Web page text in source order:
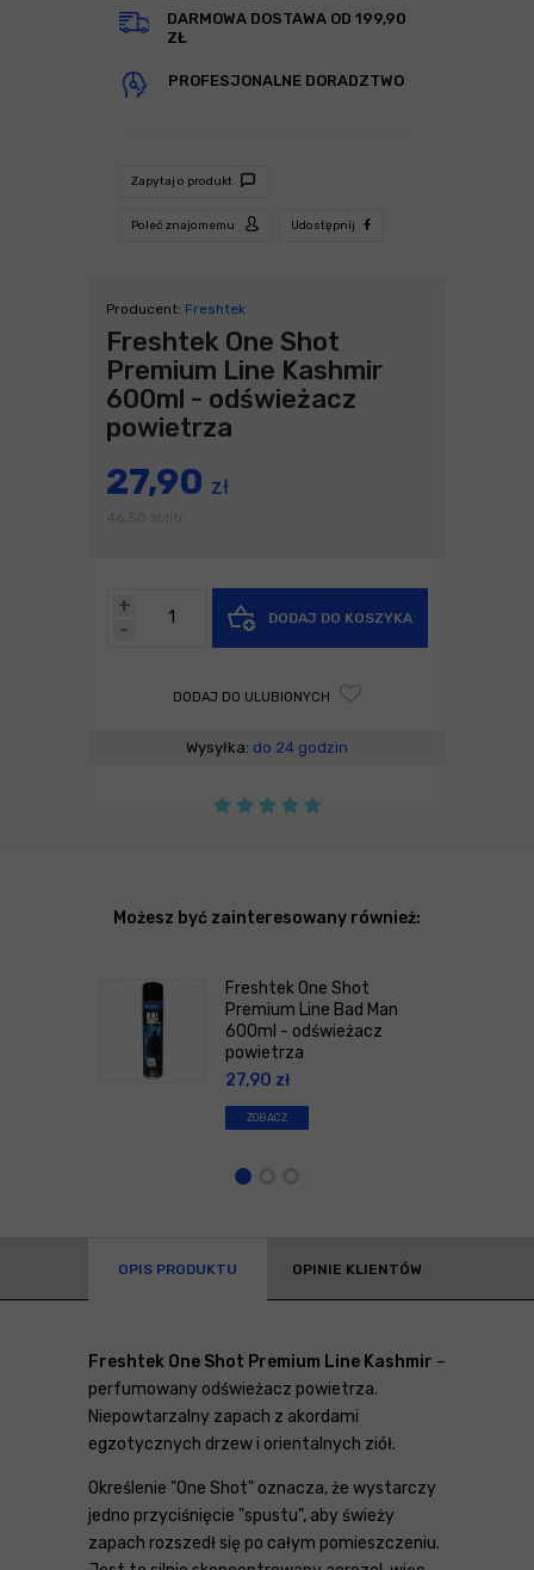
DARMOWA DOSTAWA OD 199,90
ZŁ
PROFESJONALNE DORADZTWO
Zapytaj o produkt
Poleć znajomemu Udostępnij
Producent: Freshtek
Freshtek One Shot
Premium Line Kashmir
600ml - odświeżacz
powietrza
27,90 zł
-
+
DODAJ DO KOSZYKA
DODAJ DO ULUBIONYCH
Wysyłka: do 24 godzin
Możesz być zainteresowany również:
Freshtek One Shot
Premium Line Bad Man
600ml - odświeżacz
powietrza
27,90 zł
ZOBACZ
OPIS PRODUKTU OPINIE KLIENTÓW
Freshtek One Shot Premium Line Kashmir –
perfumowany odświeżacz powietrza.
Niepowtarzalny zapach z akordami
egzotycznych drzew i orientalnych ziół.
Określenie "One Shot" oznacza, że wystarczy
jedno przyciśnięcie "spustu", aby świeży
zapach rozszedł się po całym pomieszczeniu.